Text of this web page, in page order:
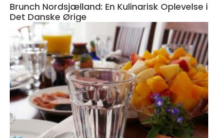
Brunch Nordsjælland: En Kulinarisk Oplevelse i
Det Danske Ørige